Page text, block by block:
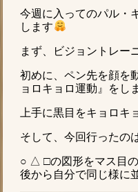
今週に入ってのパル・
します
まず、ビジョントレー
初めに、ペン先を顔を
ョロキョロ運動』をし
上手に黒目をキョロキ
そして、今回行ったの
○ △ □の図形をマス目の
後から自分で同じ様に